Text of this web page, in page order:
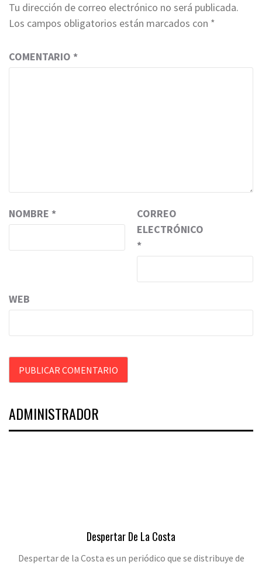
Tu dirección de correo electrónico no será publicada.
Los campos obligatorios están marcados con *
COMENTARIO *
NOMBRE *
CORREO
ELECTRÓNICO
*
WEB
ADMINISTRADOR
Despertar De La Costa
Despertar de la Costa es un periódico que se distribuye de